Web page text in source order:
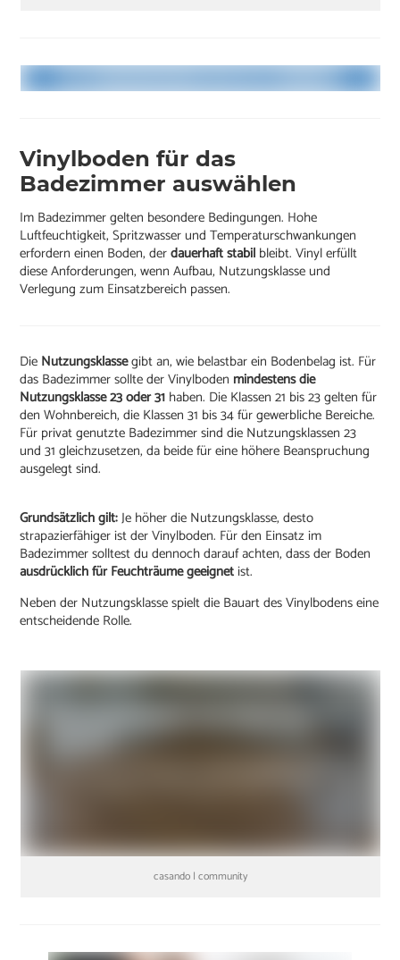
Vinylboden für das
Badezimmer auswählen
Im Badezimmer gelten besondere Bedingungen. Hohe
Luftfeuchtigkeit, Spritzwasser und Temperaturschwankungen
erfordern einen Boden, derdauerhaft stabil bleibt. Vinyl erfüllt
diese Anforderungen, wenn Aufbau, Nutzungsklasse und
Verlegung zum Einsatzbereich passen.
Die Nutzungsklassegibt an, wie belastbar ein Bodenbelag ist. Für
das Badezimmer sollte der Vinylboden mindestens die
Nutzungsklasse 23 oder 31 haben. Die Klassen 21 bis 23 gelten für
den Wohnbereich, die Klassen 31 bis 34 für gewerbliche Bereiche.
Für privat genutzte Badezimmer sind die Nutzungsklassen 23
und 31 gleichzusetzen, da beide für eine höhere Beanspruchung
ausgelegt sind.
Grundsätzlich gilt:Je höher die Nutzungsklasse, desto
strapazierfähiger ist der Vinylboden. Für den Einsatz im
Badezimmer solltest du dennoch darauf achten, dass der Boden
ausdrücklich für Feuchträume geeignetist.
Neben der Nutzungsklasse spielt die Bauart des Vinylbodens eine
entscheidende Rolle.
casando | community